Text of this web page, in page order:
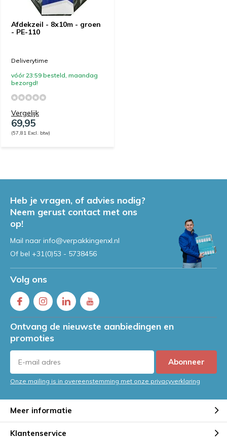
Afdekzeil - 8x10m - groen
- PE-110
Deliverytime
vóór 23:59 besteld, maandag
bezorgd!
Vergelijk
69,95
(57,81 Excl. btw)
Heb je vragen, of advies nodig?
Neem gerust contact met ons
op!
Mail naar info@verpakkingenxl.nl
Of bel +31(0)53 - 5738456
Volg ons
Ontvang de nieuwste aanbiedingen en
promoties
Abonneer
Onze mailing is in overeenstemming met onze privacyverklaring
Meer informatie
Klantenservice